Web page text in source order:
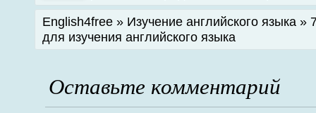
English4free » Изучение английского языка »
для изучения английского языка
Оставьте комментарий